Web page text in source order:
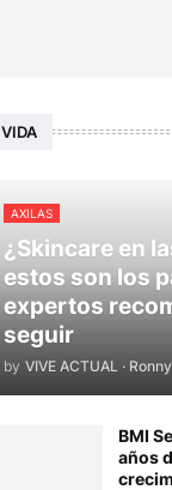
VIDA
AXILAS
¿Skincare en
estos son los
expertos
seguir
by VIVE ACTUAL ·
BMI
años